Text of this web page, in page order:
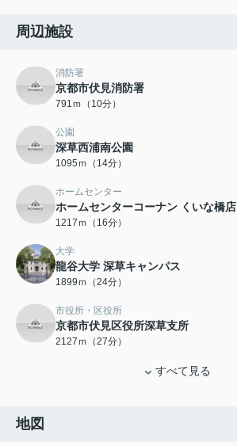
周辺施設
消防署
京都市伏見消防署
791ｍ（10分）
公園
深草西浦南公園
1095ｍ（14分）
ホームセンター
ホームセンターコーナン くいな橋店
1217ｍ（16分）
大学
龍谷大学 深草キャンパス
1899ｍ（24分）
市役所・区役所
京都市伏見区役所深草支所
2127ｍ（27分）
すべて見る
地図